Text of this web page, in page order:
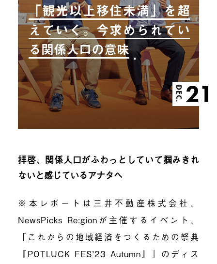
「観光以上移住未満」を超
えていく。今求められてい
る関係人口の意味
DEC. 21
拝啓、関係人口がふわっとしていて掴みきれ
ないと感じているアナタへ
※本レポートは三井不動産株式会社、
NewsPicks Re:gionが主催するイベント、
「これからの地域経済をつくるための祭典
『POTLUCK FES’23 Autumn』」のディス